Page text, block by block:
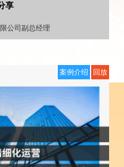
享
公司副总经理
案例介绍 回放